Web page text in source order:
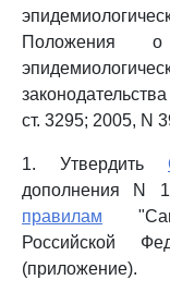
Положения о
ст. 3295; 2005, N
1. Утвердить
дополнения N 1
правилам
Российской
(приложение).